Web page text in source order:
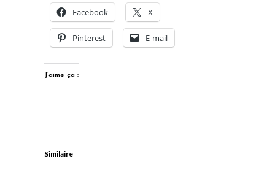
Facebook X
Pinterest E-mail
J’aime ça :
Similaire